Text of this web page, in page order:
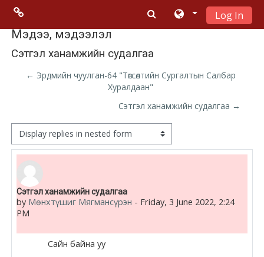
Menu 2
Moodle
free support
Moodle
development
Moodle
Log In
Мэдээ, мэдээлэл
Сэтгэл ханамжийн судалгаа
← Эрдмийн чуулган-64 "Төгсөлтийн Сургалтын Салбар
Хуралдаан"
Сэтгэл ханамжийн судалгаа →
Display mode
Сэтгэл ханамжийн судалгаа
by Мөнхтүшиг Мягмансүрэн - Friday, 3 June 2022, 2:24
PM
Number of replies: 0
Сайн байна уу